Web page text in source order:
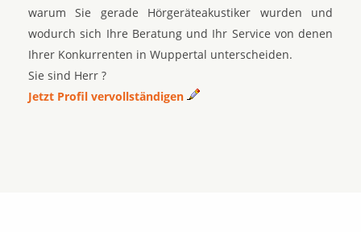
warum Sie gerade Hörgeräteakustiker wurden und
wodurch sich Ihre Beratung und Ihr Service von denen
Ihrer Konkurrenten in Wuppertal unterscheiden.
Sie sind Herr ?
Jetzt Profil vervollständigen